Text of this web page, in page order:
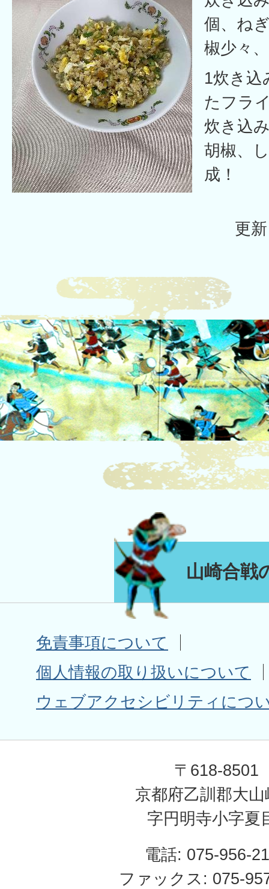
個、ね
椒少々
1炊き込
たフラ
炊き込
胡椒、
成！
更
山崎合戦
免責事項について
個人情報の取り扱いについて
ウェブアクセシビリティにつ
〒618-8501
京都府乙訓郡大山
字円明寺小字夏
電話: 075-956-
ファックス: 075-